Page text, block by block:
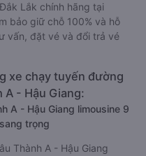
Lắk chính hãng tại
bảo giữ chỗ 100% và hỗ
vấn, đặt vé và đổi trả vé
xe chạy tuyến đường
A - Hậu Giang:
A - Hậu Giang limousine 9
trọng
Thành A - Hậu Giang